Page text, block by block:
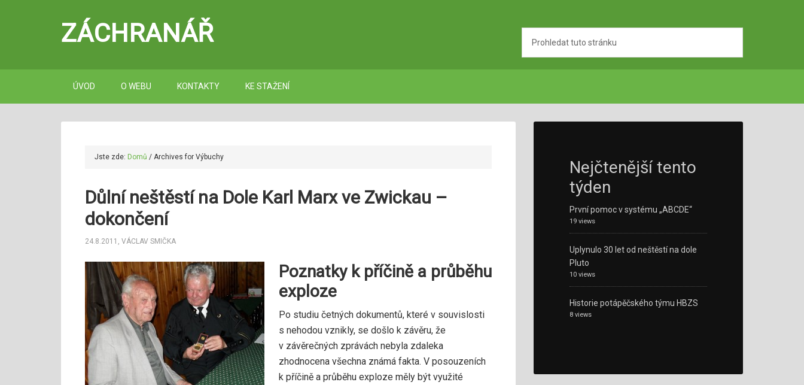
ZÁCHRANÁŘ
ÚVOD O WEBU KONTAKTY KE STAŽENÍ
Jste zde: Domů / Archives for Výbuchy
Důlní neštěstí na Dole Karl Marx ve Zwickau –
dokončení
24.8.2011 , VÁCLAV SMIČKA
Poznatky k příčině a průběhu
exploze
Po studiu četných dokumentů, které v souvislosti
s nehodou vznikly, se došlo k závěru, že
v závěrečných zprávách nebyla zdaleka
zhodnocena všechna známá fakta. V posouzeních
k příčině a průběhu exploze měly být využité
Nejčtenější tento
týden
První pomoc v systému „ABCDE“
19 views
Uplynulo 30 let od neštěstí na dole
Pluto
10 views
Historie potápěčského týmu HBZS
8 views